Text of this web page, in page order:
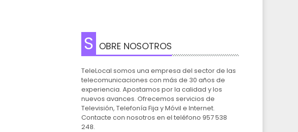
S OBRE NOSOTROS
TeleLocal somos una empresa del sector de las
telecomunicaciones con más de 30 años de
experiencia. Apostamos por la calidad y los
nuevos avances. Ofrecemos servicios de
Televisión, Telefonía Fija y Móvil e Internet.
Contacte con nosotros en el teléfono 957 538
248.